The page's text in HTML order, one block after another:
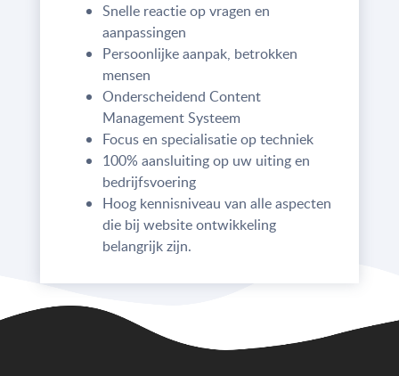
Snelle reactie op vragen en
aanpassingen
Persoonlijke aanpak, betrokken
mensen
Onderscheidend Content
Management Systeem
Focus en specialisatie op techniek
100% aansluiting op uw uiting en
bedrijfsvoering
Hoog kennisniveau van alle aspecten
die bij website ontwikkeling
belangrijk zijn.